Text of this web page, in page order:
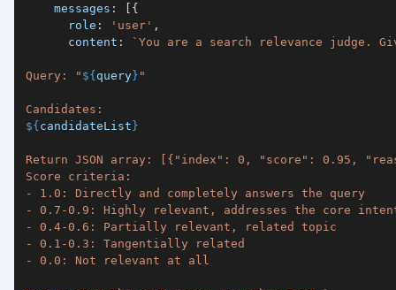
    messages
: [ {
      role
: 'user' ,
      content
: `
Query: " ${query}
${candidateList}